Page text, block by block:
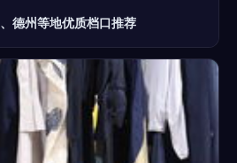
德州等地优质档口推荐